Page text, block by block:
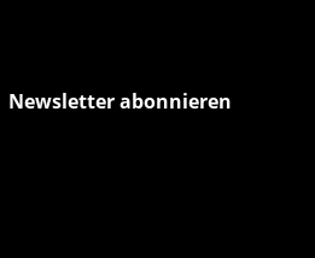
Newsletter abonnieren